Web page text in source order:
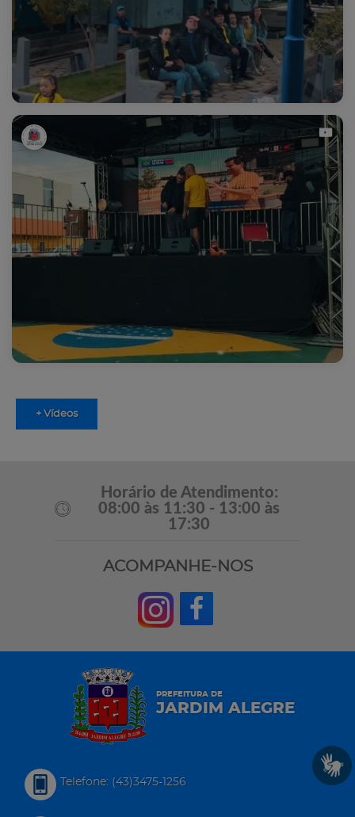
+ Vídeos
Horário de Atendimento:
08:00 às 11:30 - 13:00 às
17:30
ACOMPANHE-NOS
PREFEITURA DE
JARDIM ALEGRE
Telefone: (43)3475-1256